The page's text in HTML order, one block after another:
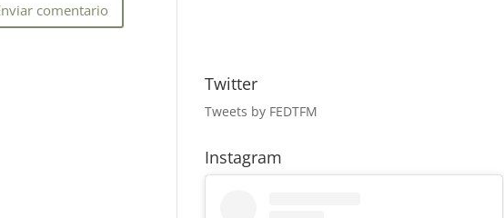
Twitter
Tweets by FEDTFM
Instagram